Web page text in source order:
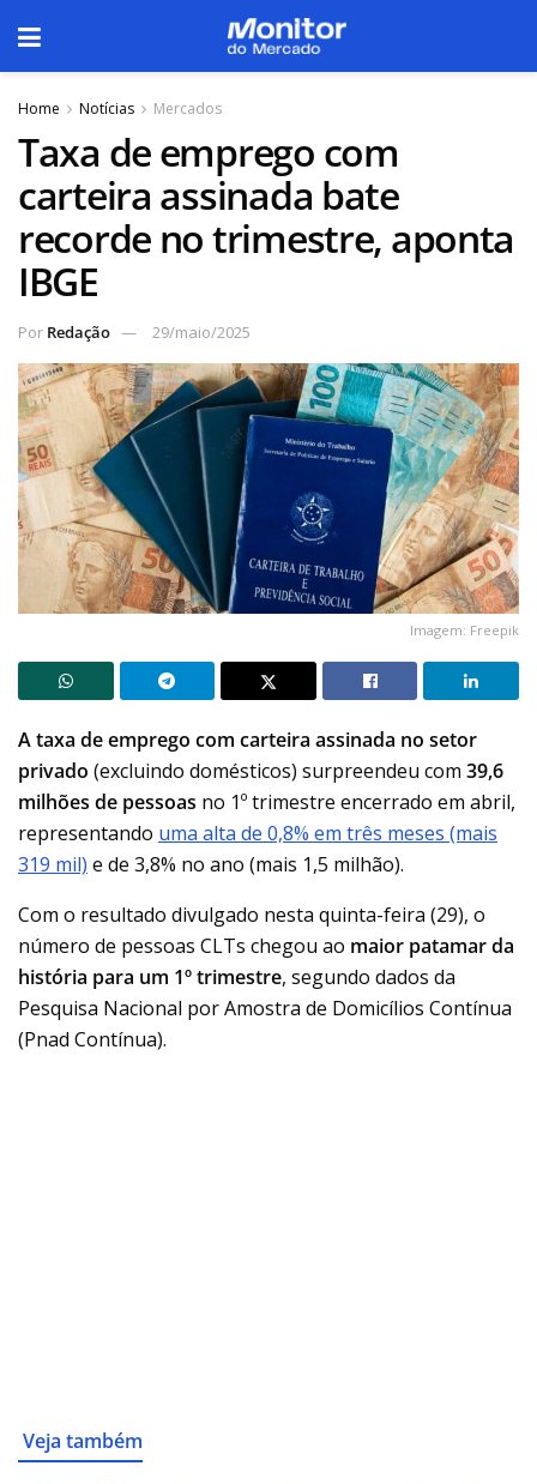
Home Notícias Mercados
Taxa de emprego com
carteira assinada bate
recorde no trimestre, aponta
IBGE
Por Redação 29/maio/2025
Imagem: Freepik
A taxa deemprego com carteira assinada no setor
privado (excluindo domésticos) surpreendeu com 39,6
milhões de pessoas no 1º trimestre encerrado em abril,
representando uma alta de 0,8% em três meses (mais
319 mil) e de 3,8% no ano (mais 1,5 milhão).
Com o resultado divulgado nesta quinta-feira (29), o
número de pessoas CLTs chegou ao maior patamar da
história para um 1º trimestre, segundo dados da
Pesquisa Nacional por Amostra de Domicílios Contínua
(Pnad Contínua).
Veja também